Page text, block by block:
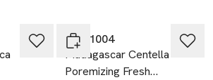
SKIN1004
Madagascar Centella
Poremizing Fresh